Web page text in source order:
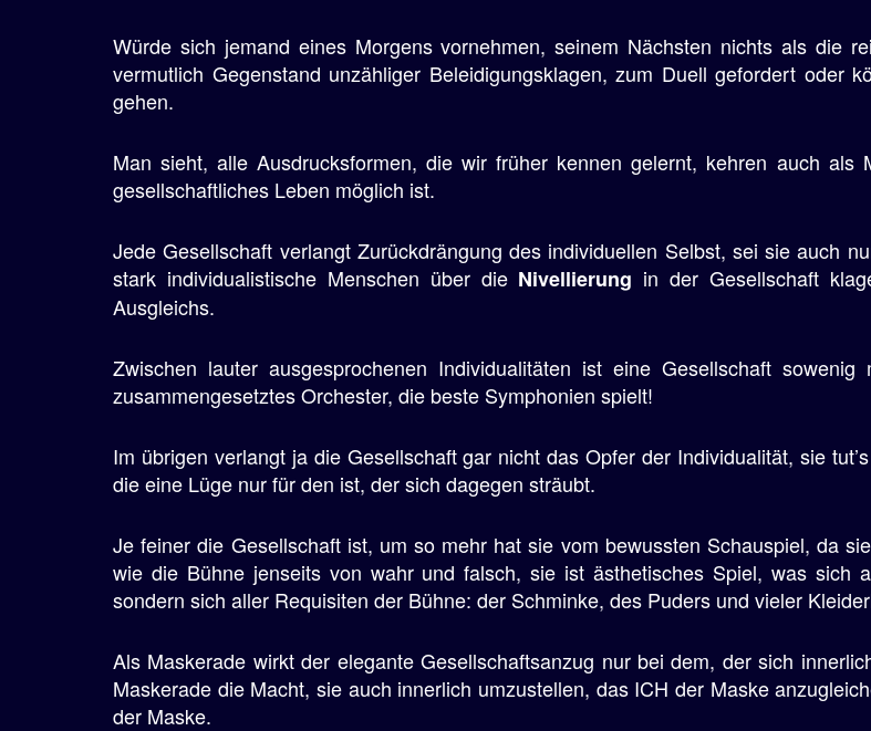
Würde sich jemand eines Morgens vornehmen, seinem Nächsten nichts als die
vermutlich Gegenstand unzähliger Beleidigungsklagen, zum Duell gefordert oder
gehen.
Man sieht, alle Ausdrucksformen, die wir früher kennen gelernt, kehren auch
gesellschaftliches Leben möglich ist.
Jede Gesellschaft verlangt Zurückdrängung des individuellen Selbst, sei sie auch
stark individualistische Menschen über die Nivellierung in der Gesellschaft
Ausgleichs.
Zwischen lauter ausgesprochenen Individualitäten ist eine Gesellschaft
zusammengesetztes Orchester, die beste Symphonien spielt!
Im übrigen verlangt ja die Gesellschaft gar nicht das Opfer der Individualität, sie
die eine Lüge nur für den ist, der sich dagegen sträubt.
Je feiner die Gesellschaft ist, um so mehr hat sie vom bewussten Schauspiel, da
wie die Bühne jenseits von wahr und falsch, sie ist ästhetisches Spiel, was sich
sondern sich aller Requisiten der Bühne: der Schminke, des Puders und vieler
Als Maskerade wirkt der elegante Gesellschaftsanzug nur bei dem, der sich
Maskerade die Macht, sie auch innerlich umzustellen, das ICH der Maske
der Maske.